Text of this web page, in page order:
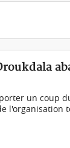
un coup
l'organisation